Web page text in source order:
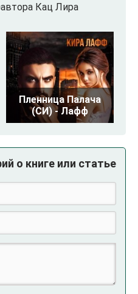
Кац Лира
Пленница Палача
(СИ) - Лафф
о книге или статье